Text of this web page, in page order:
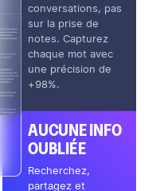
conversations, pas
sur la prise de
notes. Capturez
chaque mot avec
une précision de
+98%.
AUCUNE INFO
OUBLIÉE
Recherchez,
partagez et